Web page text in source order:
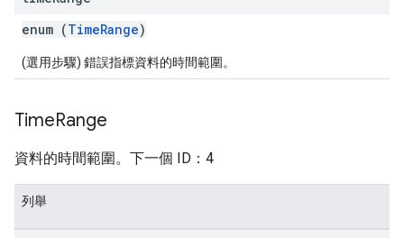
enum (TimeRange)
(選用步驟) 錯誤指標資料的時間範圍。
TimeRange
資料的時間範圍。下一個 ID：4
列舉